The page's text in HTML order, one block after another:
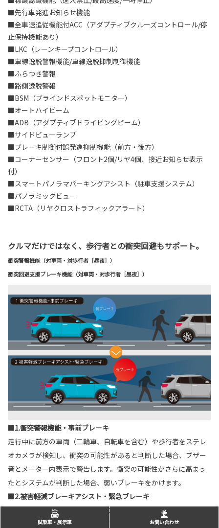
■先行車発進お知らせ機能
■全車速追従機能付ACC（アダプティブクルーズコントロール/停
止保持機能あり）
■LKC（レーンキープコントロール）
■車線逸脱警報機能/車線逸脱抑制制御機能
■ふらつき警報
■路側逸脱警報
■BSM（ブラインドスポットモニター）
■オートハイビーム
■ADB（アダプティブドライビングビーム）
■サイドビューランプ
■ブレーキ制御付誤発進抑制機能（前方・後方）
■コーナーセンサー（フロント2個/リヤ4個、接近お知らせ表示
付）
■スマートパノラマパーキングアシスト（駐車支援システム）
■パノラミックビュー
■RCTA（リヤクロストラフィックアラート）
クルマだけではなく、歩行者との衝突回避もサポート。
衝突警報機能（対車両・対歩行者［昼夜］）
衝突回避支援ブレーキ機能（対車両・対歩行者［昼夜］）
■1.衝突警報機能・事前ブレーキ
走行中に前方の車両（二輪車、自転車を含む）や歩行者をステレ
オカメラが検知し、衝突の可能性があると判断した場合、ブザー
音とメーター内表示で警告します。衝突の可能性がさらに高まっ
たとシステムが判断した場合、弱いブレーキをかけます。
■2.被害軽減ブレーキアシスト・緊急ブレーキ
事前ブレーキが作動している時にドライバーがブレーキペダルを
踏み込むと、ブレーキアシストが作動し、ブレーキ制動力を高め
試乗車・展示車 お問い合わせ